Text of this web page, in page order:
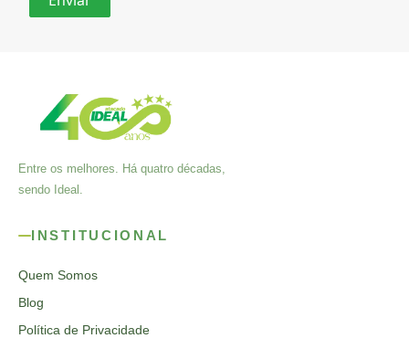
Entre os melhores. Há quatro décadas,
sendo Ideal.
INSTITUCIONAL
Quem Somos
Blog
Política de Privacidade